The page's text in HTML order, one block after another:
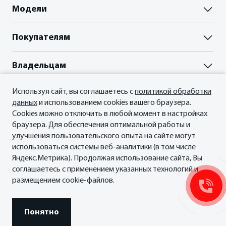
ФИНАНСЫ И КРЕДИТ
Кредитные программы
Модели
Палассо
Покупателям
Пройти тест-драйв
Прайс-листы и брошюры
Отзывы владельцев
ФИНАНСЫ И КРЕДИТ
Кредитные программы
Рассчитать кредит
Страхование
Владельцам
Сервисные документы
Официальный сервис Oting
О нас
О Бренде
Планета Паладин
Новости
СМИ о нас
© 2026 ФИЛИАЛ ООО «ГИПЕРИОН ЛИЗИНГ (ТЯНЬЦЗИНЬ)», официальный
дистрибьютор OTING в России.
Правовая информация
Сделано в ПЕРКС
Используя сайт, вы соглашаетесь сполитикой обработки
данныхи использованием cookies вашего браузера.
Cookies можно отключить в любой момент в настройках
браузера. Для обеспечения оптимальной работы и
улучшения пользовательского опыта на сайте могут
использоваться системы веб-аналитики (в том числе
Яндекс.Метрика). Продолжая использование сайта, Вы
соглашаетесь с применением указанных технологий и
размещением cookie-файлов.
Понятно